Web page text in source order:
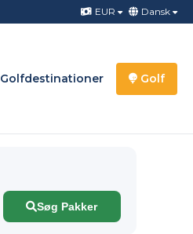
EUR Dansk
Golfdestinationer Golf
Søg Pakker